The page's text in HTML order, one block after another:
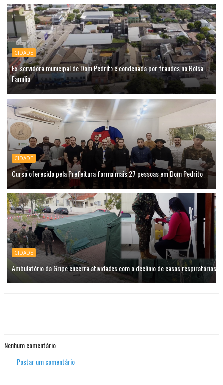
CIDADE
Ex-servidora municipal de Dom Pedrito é condenada por fraudes no Bolsa
Família
CIDADE
Curso oferecido pela Prefeitura forma mais 27 pessoas em Dom Pedrito
CIDADE
Ambulatório da Gripe encerra atividades com o declínio de casos respiratórios
Nenhum comentário
Postar um comentário